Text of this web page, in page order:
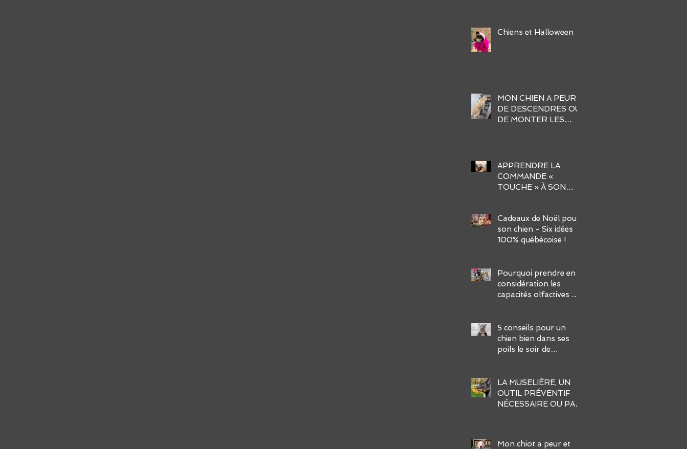
défis?
Chiens et Halloween
MON CHIEN A PEUR
DE DESCENDRES OU
DE MONTER LES
APPRENDRE LA
COMMANDE «
TOUCHE » À SON
Cadeaux de Noël pour
son chien - Six idées
100% québécoise !
Pourquoi prendre en
considération les
capacités olfactives de
5 conseils pour un
chien bien dans ses
poils le soir de
LA MUSELIÈRE, UN
OUTIL PRÉVENTIF
NÉCESSAIRE OU PAS
Mon chiot a peur et